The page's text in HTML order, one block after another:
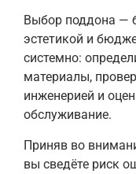
Выбор поддона —
эстетикой и
системно:
материалы,
инженерией и
обслуживание.
Приняв во
вы сведёте риск